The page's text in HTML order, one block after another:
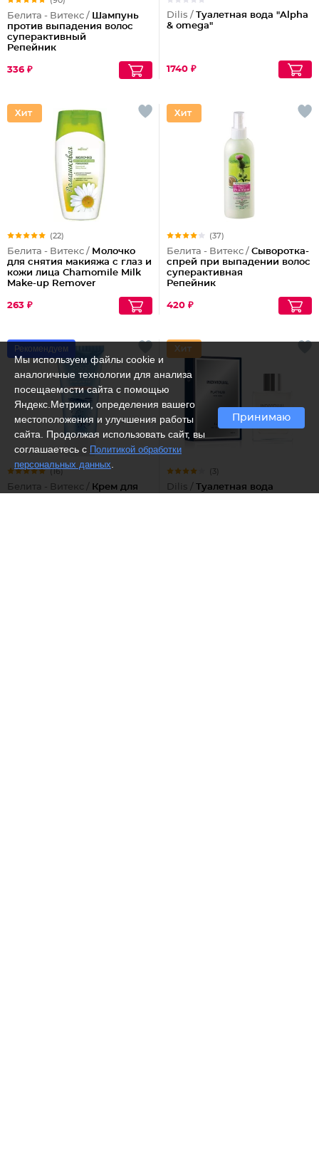
Белита - Витекс / Шампунь
против выпадения волос
суперактивный
Репейник
336 ₽
Dilis / Туалетная вода "Alpha
& omega"
1740 ₽
(22)
Белита - Витекс / Молочко
для снятия макияжа с глаз и
кожи лица Chamomile Milk
Make-up Remover
263 ₽
(37)
Белита - Витекс / Сыворотка-
спрей при выпадении волос
суперактивная
Репейник
420 ₽
Рекомендуем
(16)
Белита - Витекс / Крем для
(3)
Dilis / Туалетная вода
Мы используем файлы cookie и
аналогичные технологии для анализа
посещаемости сайта с помощью
Яндекс.Метрики, определения вашего
местоположения и улучшения работы
сайта. Продолжая использовать сайт, вы
соглашаетесь с Политикой обработки
персональных данных
Принимаю